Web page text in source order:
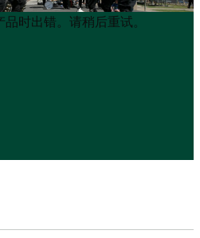
时出错。请稍后重试。